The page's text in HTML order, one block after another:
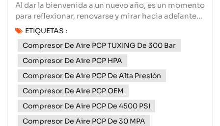
Al dar la bienvenida a un nuevo año, es un momento
para reflexionar, renovarse y mirar hacia adelante
con ambición. Xiamen Subang Technology Co.,
Ltd.El comienzo del año simboliza más que un
simple cambio de calendario: representa nuestro
compromiso continuo con la innovación, la calidad
y la atenci...
ETIQUETAS :
Compresor De Aire PCP TUXING De 300 Bar
Compresor De Aire PCP HPA
Compresor De Aire PCP De Alta Presión
Compresor De Aire PCP OEM
Compresor De Aire PCP De 4500 PSI
Compresor De Aire PCP De 30 MPA